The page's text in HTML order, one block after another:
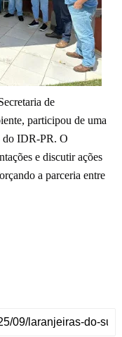
de
participou de uma
do IDR-PR. O
e discutir ações
a parceria entre